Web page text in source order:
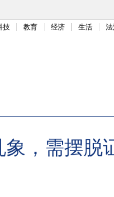
技 教育 经济 生活
，需摆脱